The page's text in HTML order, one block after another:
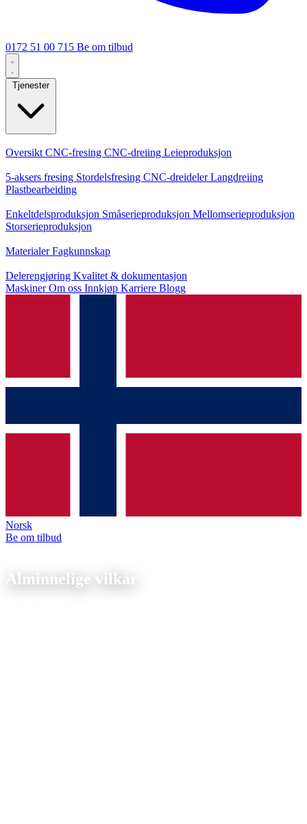
0172 51 00 715 Be om tilbud
Tjenester
Oversikt CNC-fresing CNC-dreiing Leieproduksjon
5-aksers fresing Stordelsfresing CNC-dreidelerLangdreiing
Plastbearbeiding
Enkeltdelsproduksjon Småserieproduksjon Mellomserieproduksjon
Storserieproduksjon
MaterialerFagkunnskap
Delerengjøring Kvalitet & dokumentasjon
MaskinerOm oss Innkjøp Karriere Blogg
Norsk
Be om tilbud
Alminnelige vilkår